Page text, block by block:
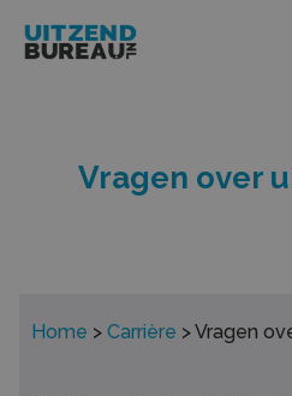
Vragen over
Home > Carrière >Vragen